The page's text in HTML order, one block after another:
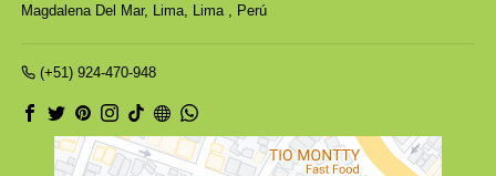
Magdalena Del Mar, Lima, Lima , Perú
(+51) 924-470-948